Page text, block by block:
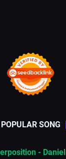
POPULAR SONG
-